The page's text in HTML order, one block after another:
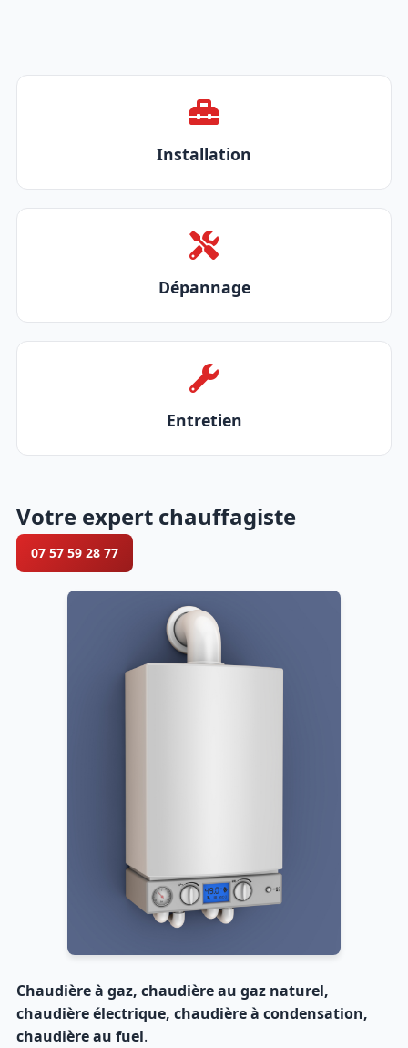
Installation
Dépannage
Entretien
Votre expert chauffagiste
07 57 59 28 77
Chaudière à gaz, chaudière au gaz naturel,
chaudière électrique, chaudière à condensation,
chaudière au fuel.